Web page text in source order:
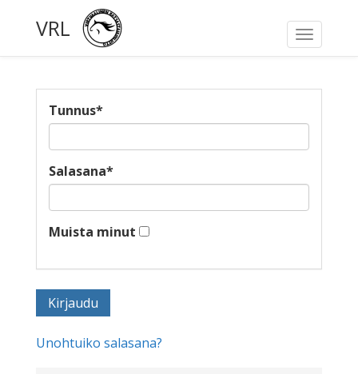
Toggle
VRL
Tunnus*
Salasana*
Muista minut
Unohtuiko salasana?